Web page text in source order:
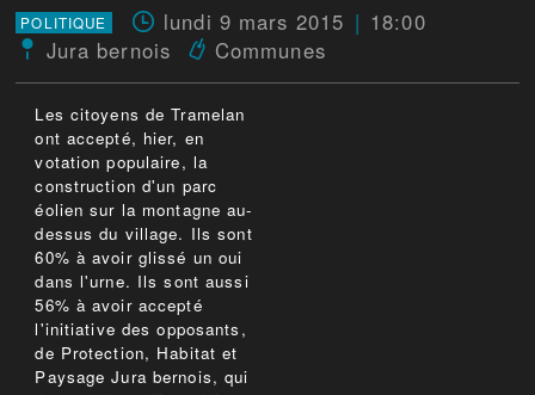
POLITIQUE lundi 9 mars 2015
18:00
Jura bernois
Communes
Les citoyens de Tramelan
ont accepté, hier, en
votation populaire, la
construction d'un parc
éolien sur la montagne au-
dessus du village. Ils sont
60% à avoir glissé un oui
dans l'urne. Ils sont aussi
56% à avoir accepté
l'initiative des opposants,
de Protection, Habitat et
Paysage Jura bernois, qui